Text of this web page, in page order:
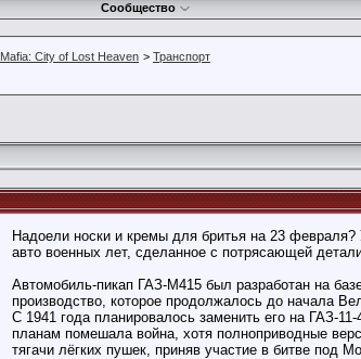
Сообщество
Mafia: City of Lost Heaven > Транспорт
Надоели носки и кремы для бритья на 23
авто военных лет, сделанное с потрясающей
Автомобиль-пикап ГАЗ-М415 был разработан на
производство, которое продолжалось до начала
С 1941 года планировалось заменить его на ГАЗ-
планам помешала война, хотя полноприводные
тягачи лёгких пушек, приняв участие в битве под